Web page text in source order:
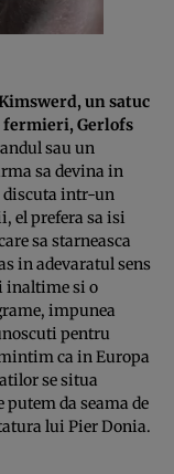
un satuc
Gerlofs
sau un
sa devina in
discuta intr-un
el prefera sa isi
sa starneasca
in adevaratul sens
inaltime si o
impunea
pentru
ca in Europa
se situa
putem da seama de
lui Pier Donia.